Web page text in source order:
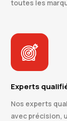
toutes les
Experts
Nos experts
avec précision,